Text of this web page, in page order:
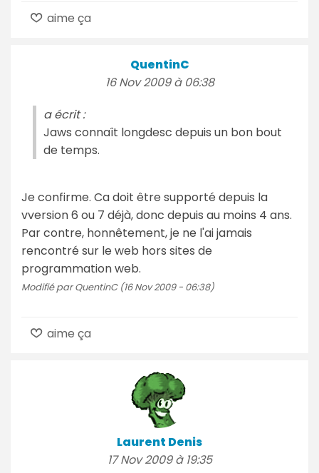
aime ça
QuentinC
16 Nov 2009 à 06:38
a écrit :
Jaws connaît longdesc depuis un bon bout
de temps.
Je confirme. Ca doit être supporté depuis la
vversion 6 ou 7 déjà, donc depuis au moins 4 ans.
Par contre, honnêtement, je ne l'ai jamais
rencontré sur le web hors sites de
programmation web.
Modifié par QuentinC (16 Nov 2009 - 06:38)
aime ça
Laurent Denis
17 Nov 2009 à 19:35